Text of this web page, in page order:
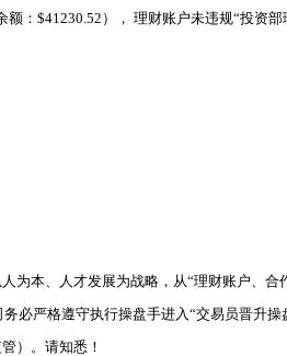
：$41230.52）， 理财账户未违规“投资部
为本、人才发展为战略，从“理财账户、
必严格遵守执行操盘手进入“交易员晋升
）。请知悉！